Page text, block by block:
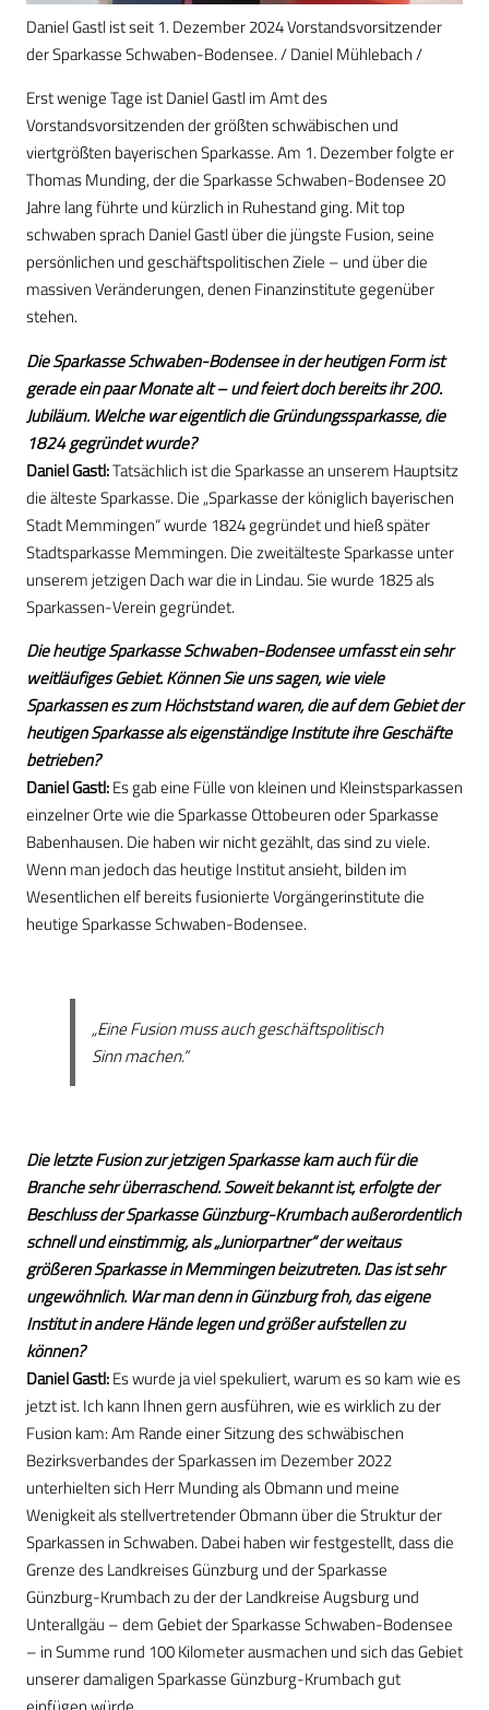
Daniel Gastl ist seit 1. Dezember 2024 Vorstandsvorsitzender
der Sparkasse Schwaben-Bodensee. / Daniel Mühlebach /
Erst wenige Tage ist Daniel Gastl im Amt des
Vorstandsvorsitzenden der größten schwäbischen und
viertgrößten bayerischen Sparkasse. Am 1. Dezember folgte er
Thomas Munding, der die Sparkasse Schwaben-Bodensee 20
Jahre lang führte und kürzlich in Ruhestand ging. Mit top
schwaben sprach Daniel Gastl über die jüngste Fusion, seine
persönlichen und geschäftspolitischen Ziele – und über die
massiven Veränderungen, denen Finanzinstitute gegenüber
stehen.
Die Sparkasse Schwaben-Bodensee in der heutigen Form ist
gerade ein paar Monate alt – und feiert doch bereits ihr 200.
Jubiläum. Welche war eigentlich die Gründungssparkasse, die
1824 gegründet wurde?
Daniel Gastl:Tatsächlich ist die Sparkasse an unserem Hauptsitz
die älteste Sparkasse. Die „Sparkasse der königlich bayerischen
Stadt Memmingen“ wurde 1824 gegründet und hieß später
Stadtsparkasse Memmingen. Die zweitälteste Sparkasse unter
unserem jetzigen Dach war die in Lindau. Sie wurde 1825 als
Sparkassen-Verein gegründet.
Die heutige Sparkasse Schwaben-Bodensee umfasst ein sehr
weitläufiges Gebiet. Können Sie uns sagen, wie viele
Sparkassen es zum Höchststand waren, die auf dem Gebiet der
heutigen Sparkasse als eigenständige Institute ihre Geschäfte
betrieben?
Daniel Gastl:Es gab eine Fülle von kleinen und Kleinstsparkassen
einzelner Orte wie die Sparkasse Ottobeuren oder Sparkasse
Babenhausen. Die haben wir nicht gezählt, das sind zu viele.
Wenn man jedoch das heutige Institut ansieht, bilden im
Wesentlichen elf bereits fusionierte Vorgängerinstitute die
heutige Sparkasse Schwaben-Bodensee.
„Eine Fusion muss auch geschäftspolitisch
Sinn machen.“
Die letzte Fusion zur jetzigen Sparkasse kam auch für die
Branche sehr überraschend. Soweit bekannt ist, erfolgte der
Beschluss der Sparkasse Günzburg-Krumbach außerordentlich
schnell und einstimmig, als „Juniorpartner“ der weitaus
größeren Sparkasse in Memmingen beizutreten. Das ist sehr
ungewöhnlich. War man denn in Günzburg froh, das eigene
Institut in andere Hände legen und größer aufstellen zu
können?
Daniel Gastl:Es wurde ja viel spekuliert, warum es so kam wie es
jetzt ist. Ich kann Ihnen gern ausführen, wie es wirklich zu der
Fusion kam: Am Rande einer Sitzung des schwäbischen
Bezirksverbandes der Sparkassen im Dezember 2022
unterhielten sich Herr Munding als Obmann und meine
Wenigkeit als stellvertretender Obmann über die Struktur der
Sparkassen in Schwaben. Dabei haben wir festgestellt, dass die
Grenze des Landkreises Günzburg und der Sparkasse
Günzburg-Krumbach zu der der Landkreise Augsburg und
Unterallgäu – dem Gebiet der Sparkasse Schwaben-Bodensee
– in Summe rund 100 Kilometer ausmachen und sich das Gebiet
unserer damaligen Sparkasse Günzburg-Krumbach gut